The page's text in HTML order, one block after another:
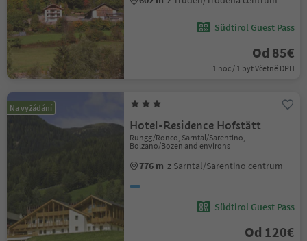
Südtirol Guest Pass
Od 85€
1 noc / 1 byt Včetně DPH
Na vyžádání
Hotel-Residence Hofstätt
Rungg/Ronco, Sarntal/Sarentino,
Bolzano/Bozen and environs
776 m z Sarntal/Sarentino centrum
Südtirol Guest Pass
Od 120€